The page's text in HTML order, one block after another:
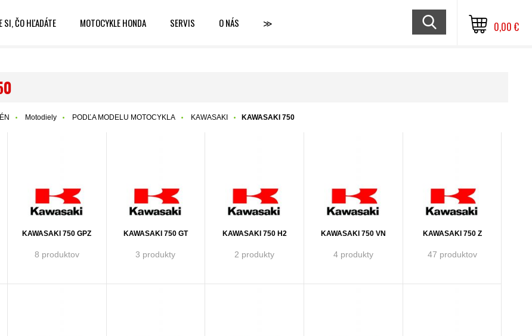
SI, ČO HĽADÁTE MOTOCYKLE HONDA SERVIS O NÁS ≫ 0,00 €
Motodiely PODĽA MODELU MOTOCYKLA KAWASAKI KAWASAKI 750
KAWASAKI 750 GPZ
8 produktov
KAWASAKI 750 GT
3 produkty
KAWASAKI 750 H2
2 produkty
KAWASAKI 750 VN
4 produkty
KAWASAKI 750 Z
47 produktov